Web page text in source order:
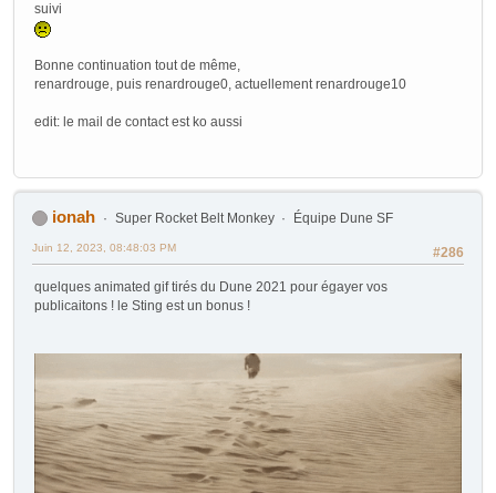
suivi
Bonne continuation tout de même,
renardrouge, puis renardrouge0, actuellement renardrouge10
edit: le mail de contact est ko aussi
ionah Super Rocket Belt Monkey Équipe Dune SF
#286
Juin 12, 2023, 08:48:03 PM
quelques animated gif tirés du Dune 2021 pour égayer vos
publicaitons ! le Sting est un bonus !